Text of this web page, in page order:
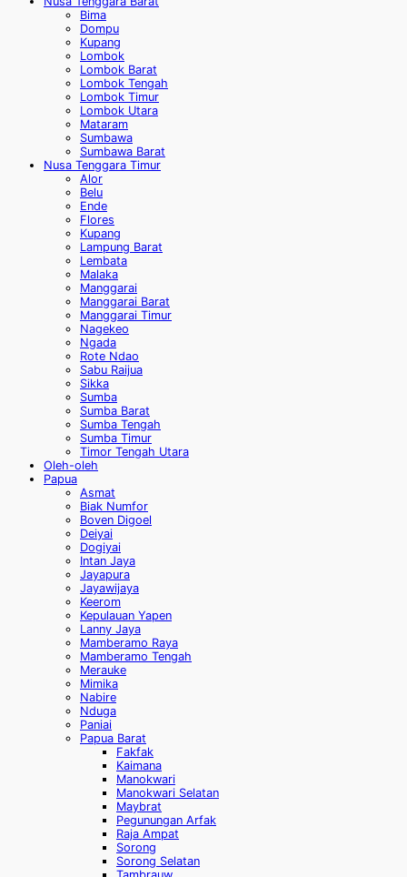
Bima
Dompu
Kupang
Lombok
Lombok Barat
Lombok Tengah
Lombok Timur
Lombok Utara
Mataram
Sumbawa
Sumbawa Barat
Nusa Tenggara Timur
Alor
Belu
Ende
Flores
Kupang
Lampung Barat
Lembata
Malaka
Manggarai
Manggarai Barat
Manggarai Timur
Nagekeo
Ngada
Rote Ndao
Sabu Raijua
Sikka
Sumba
Sumba Barat
Sumba Tengah
Sumba Timur
Timor Tengah Utara
Oleh-oleh
Papua
Asmat
Biak Numfor
Boven Digoel
Deiyai
Dogiyai
Intan Jaya
Jayapura
Jayawijaya
Keerom
Kepulauan Yapen
Lanny Jaya
Mamberamo Raya
Mamberamo Tengah
Merauke
Mimika
Nabire
Nduga
Paniai
Papua Barat
Fakfak
Kaimana
Manokwari
Manokwari Selatan
Maybrat
Pegunungan Arfak
Raja Ampat
Sorong
Sorong Selatan